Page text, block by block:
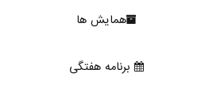
همایش ها
برنامه هفتگی